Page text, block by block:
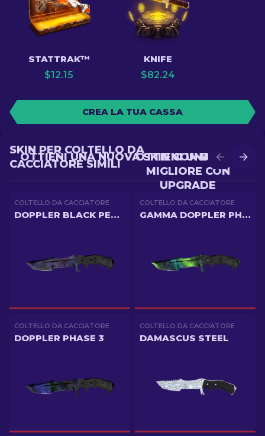
STATTRAK™
$12.15
KNIFE
$82.24
CREA LA TUA CASSA
OTTIENI UNA SKIN
MIGLIORE CON
UPGRADE
OTTIENI UNA NUOVA SKIN CON BATTLE
SKIN PER COLTELLO DA
CACCIATORE SIMILI
COLTELLO DA CACCIATORE
DOPPLER BLACK PEARL
COLTELLO DA CACCIATORE
GAMMA DOPPLER PHASE 4
COLTELLO DA CACCIATORE
DOPPLER PHASE 3
COLTELLO DA CACCIATORE
DAMASCUS STEEL